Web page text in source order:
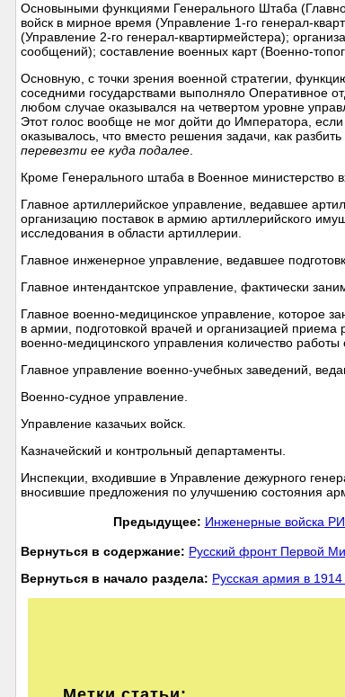
Основыными функциями Генерального Штаба
войск в мирное время (Управление 1-го генерал-
(Управление 2-го генерал-квартирмейстера);
сообщений); составление военных карт (Военно-
Основную, с точки зрения военной стратегии,
соседними государствами выполняло Оперативное
любом случае оказывался на четвертом уровне
Этот голос вообще не мог дойти до Императора,
оказывалось, что вместо решения задачи, как
перевезти ее куда подалее
Кроме Генерального штаба в Военное министерство
Главное артиллерийское управление, ведавшее
организацию поставок в армию артиллерийского
исследования в области артиллерии.
Главное инженерное управление, ведавшее
Главное интендантское управление, фактически
Главное военно-медицинское управление, которое
в армии, подготовкой врачей и организацией
военно-медицинского управления количество
Главное управление военно-учебных заведений,
Военно-судное управление.
Управление казачьих войск.
Казначейский и контрольный департаменты.
Инспекции, входившие в Управление дежурного
вносившие предложения по улучшению состояния
Предыдущее: Инженерные войска
Вернуться в содержание: Русский фронт Первой
Вернуться в начало раздела: Русская армия в 1914